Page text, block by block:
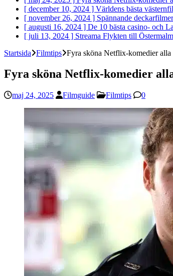
[ december 10, 2024 ] Världens bästa
[ november 26, 2024 ] Spännande
[ augusti 16, 2024 ] De 10 bästa casino- och
[ juli 13, 2024 ] Streama Flykten till
Startsida
Filmtips Fyra sköna Netflix-komedier alla
Fyra sköna Netflix-komedier
maj 24, 2025 Filmguide Filmtips 0